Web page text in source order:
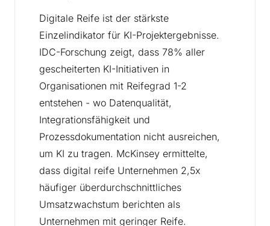
Digitale Reife ist der stärkste
Einzelindikator für KI-Projektergebnisse.
IDC-Forschung zeigt, dass 78% aller
gescheiterten KI-Initiativen in
Organisationen mit Reifegrad 1-2
entstehen - wo Datenqualität,
Integrationsfähigkeit und
Prozessdokumentation nicht ausreichen,
um KI zu tragen. McKinsey ermittelte,
dass digital reife Unternehmen 2,5x
häufiger überdurchschnittliches
Umsatzwachstum berichten als
Unternehmen mit geringer Reife.